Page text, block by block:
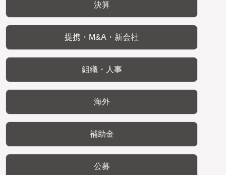
決算
提携・M&A・新会社
組織・人事
海外
補助金
公募